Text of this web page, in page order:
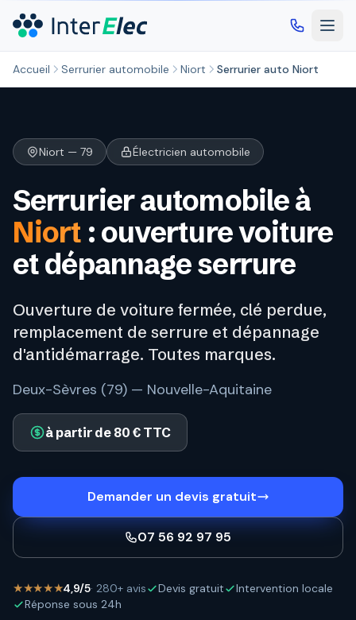
Accueil Serrurier automobile Niort Serrurier auto Niort
Niort — 79 Électricien automobile
Serrurier automobile à
Niort : ouverture voiture
et dépannage serrure
Ouverture de voiture fermée, clé perdue,
remplacement de serrure et dépannage
d'antidémarrage. Toutes marques.
Deux-Sèvres (79) — Nouvelle-Aquitaine
à partir de 80 € TTC
Demander un devis gratuit
07 56 92 97 95
★★★★★4,9/5· 280+ avis Devis gratuit
Intervention locale
Réponse sous 24h